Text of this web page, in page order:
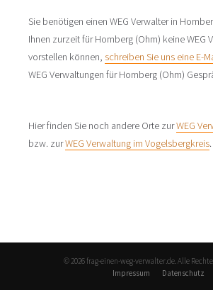
Sie benötigen einen WEG Verwalter in
Ihnen zurzeit für Homberg (Ohm) keine WEG
vorstellen können, schreiben Sie uns eine E-
WEG Verwaltungen für Homberg (Ohm)
Hier finden Sie noch andere Orte zurWEG
bzw. zurWEG Verwaltung im Vogelsbergkreis.
© 2026 frag-einen-weg-verwalter.de. Alle
Impressum
Datenschutz